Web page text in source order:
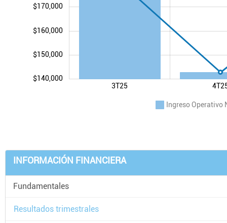
3T25
$140,000
$150,000
$160,000
$170,000
Ingreso Operativo
INFORMACIÓN FINANCIERA
Fundamentales
Resultados trimestrales